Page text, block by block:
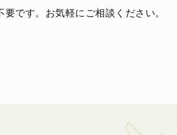
です。お気軽にご相談ください。